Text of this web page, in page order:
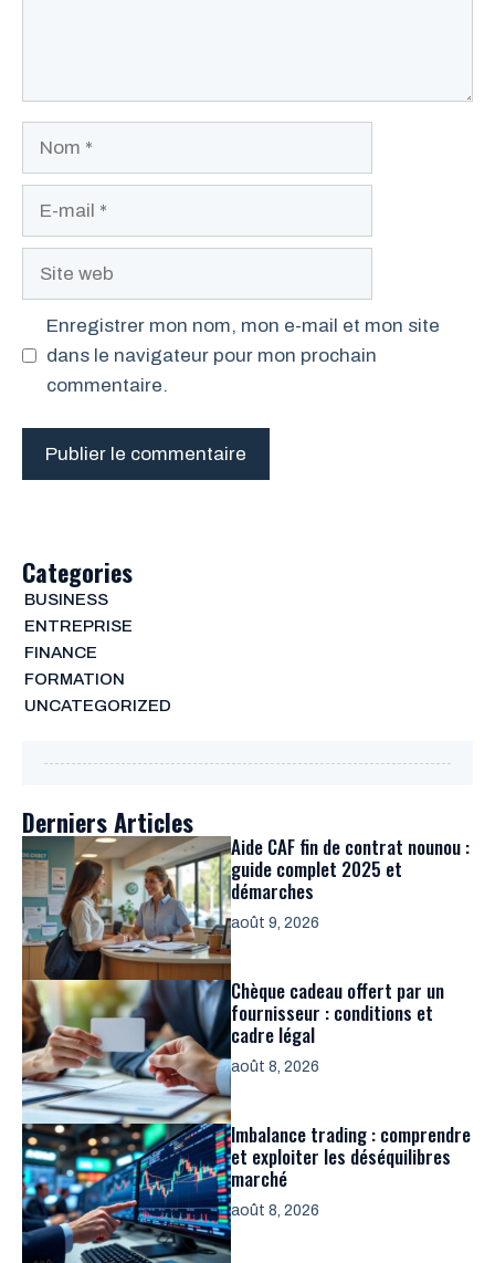
Enregistrer mon nom, mon e-mail et mon site
dans le navigateur pour mon prochain
commentaire.
Categories
BUSINESS
ENTREPRISE
FINANCE
FORMATION
UNCATEGORIZED
Derniers Articles
Aide CAF fin de contrat nounou :
guide complet 2025 et
démarches
août 9, 2026
Chèque cadeau offert par un
fournisseur : conditions et
cadre légal
août 8, 2026
Imbalance trading : comprendre
et exploiter les déséquilibres
marché
août 8, 2026